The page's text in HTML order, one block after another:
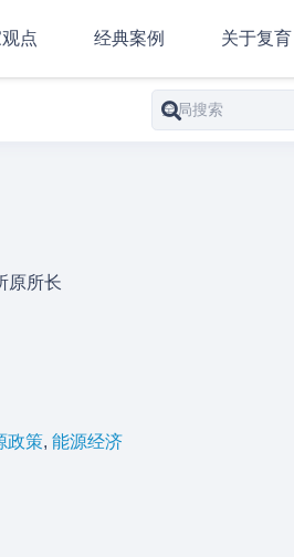
点 经典案例 关于复育
原所长
政策, 能源经济